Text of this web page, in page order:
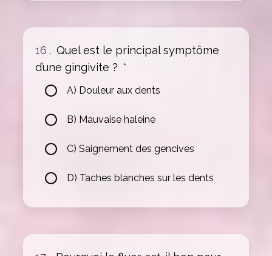
16 . Quel est le principal symptôme
d’une gingivite ? *
A) Douleur aux dents
B) Mauvaise haleine
C) Saignement des gencives
D) Taches blanches sur les dents